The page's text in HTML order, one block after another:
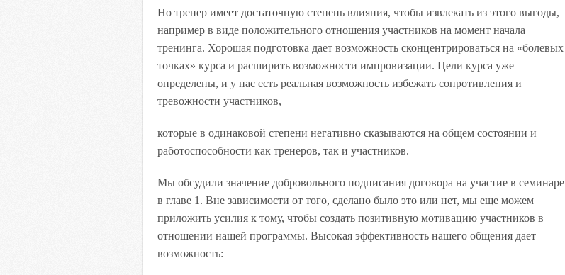
Но тренер имеет достаточную степень влияния, чтобы извлекать из этого выгоды,
например в виде положительного отношения участников на момент начала
тренинга. Хорошая подготовка дает возможность сконцентрироваться на «болевых
точках» курса и расширить возможности импровизации. Цели курса уже
определены, и у нас есть реальная возможность избежать сопротивления и
тревожности участников,
которые в одинаковой степени негативно сказываются на общем состоянии и
работоспособности как тренеров, так и участников.
Мы обсудили значение добровольного подписания договора на участие в семинаре
в главе 1. Вне зависимости от того, сделано было это или нет, мы еще можем
приложить усилия к тому, чтобы создать позитивную мотивацию участников в
отношении нашей программы. Высокая эффективность нашего общения дает
возможность: